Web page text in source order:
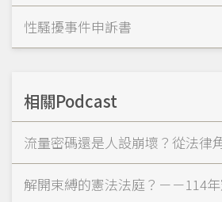
性騷擾事件申訴書
相關Podcast
流量密碼還是人設崩壞？從法律
解開束縛的憲法法庭？－－114